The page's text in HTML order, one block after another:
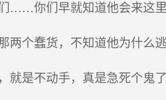
……你们早就知道他会来这
个蠢货，不知道他为什么
是不动手，真是急死个鬼